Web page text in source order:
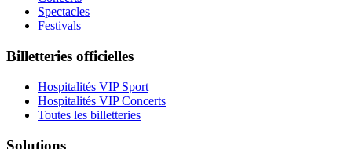
Spectacles
Festivals
Billetteries officielles
Hospitalités VIP Sport
Hospitalités VIP Concerts
Toutes les billetteries
Solutions